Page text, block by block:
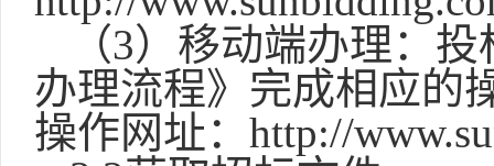
（3）移动端办理：
办理流程》完成相应的
操作网址：http://